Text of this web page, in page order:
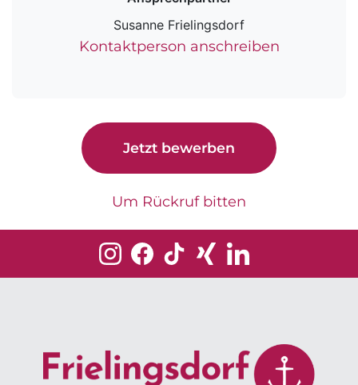
Susanne Frielingsdorf
Kontaktperson anschreiben
Jetzt bewerben
Um Rückruf bitten